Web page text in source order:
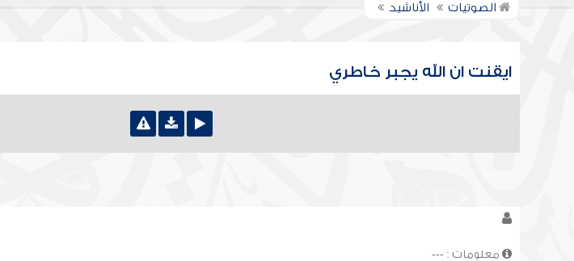
الصوتيات الأناشيد
ايقنت ان الله يجبر خاطري
معلومات : ---